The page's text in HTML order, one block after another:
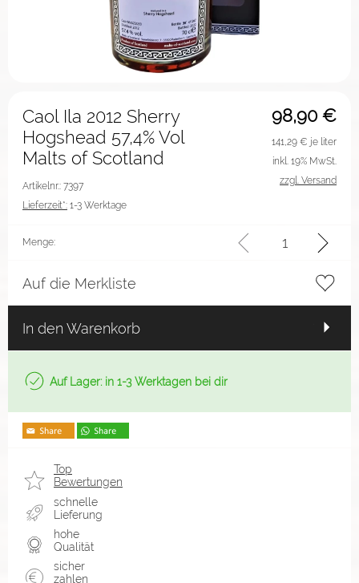
98,90 €
Caol Ila 2012 Sherry
Hogshead 57,4% Vol
Malts of Scotland
Artikelnr.: 7397
Lieferzeit*: 1-3 Werktage
141,29 € je liter
inkl. 19% MwSt.
zzgl. Versand
Menge:
Auf die Merkliste
In den Warenkorb
Auf Lager: in 1-3 Werktagen bei dir
Top
Bewertungen
schnelle
Lieferung
hohe
Qualität
sicher
zahlen